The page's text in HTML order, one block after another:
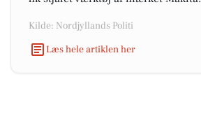
Kilde: Nordjyllands Politi
Læs hele artiklen her